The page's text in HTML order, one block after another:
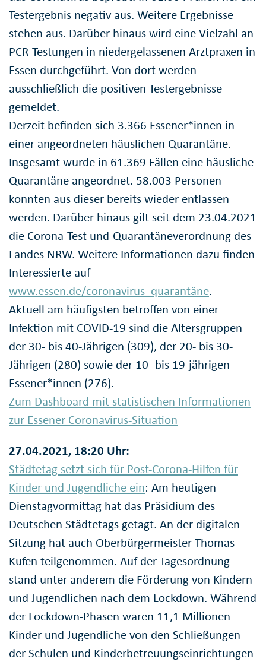
Testergebnis negativ aus. Weitere Ergebnisse
stehen aus. Darüber hinaus wird eine Vielzahl an
PCR-Testungen in niedergelassenen Arztpraxen in
Essen durchgeführt. Von dort werden
ausschließlich die positiven Testergebnisse
gemeldet.
Derzeit befinden sich 3.366 Essener*innen in
einer angeordneten häuslichen Quarantäne.
Insgesamt wurde in 61.369 Fällen eine häusliche
Quarantäne angeordnet. 58.003 Personen
konnten aus dieser bereits wieder entlassen
werden. Darüber hinaus gilt seit dem 23.04.2021
die Corona-Test-und-Quarantäneverordnung des
Landes NRW. Weitere Informationen dazu finden
Interessierte auf
www.essen.de/coronavirus_quarantäne.
Aktuell am häufigsten betroffen von einer
Infektion mit COVID-19 sind die Altersgruppen
der 30- bis 40-Jährigen (309), der 20- bis 30-
Jährigen (280) sowie der 10- bis 19-jährigen
Essener*innen (276).
Zum Dashboard mit statistischen Informationen
zur Essener Coronavirus-Situation
27.04.2021, 18:20 Uhr:
Städtetag setzt sich für Post-Corona-Hilfen für
Kinder und Jugendliche ein: Am heutigen
Dienstagvormittag hat das Präsidium des
Deutschen Städtetags getagt. An der digitalen
Sitzung hat auch Oberbürgermeister Thomas
Kufen teilgenommen. Auf der Tagesordnung
stand unter anderem die Förderung von Kindern
und Jugendlichen nach dem Lockdown. Während
der Lockdown-Phasen waren 11,1 Millionen
Kinder und Jugendliche von den Schließungen
der Schulen und Kinderbetreuungseinrichtungen